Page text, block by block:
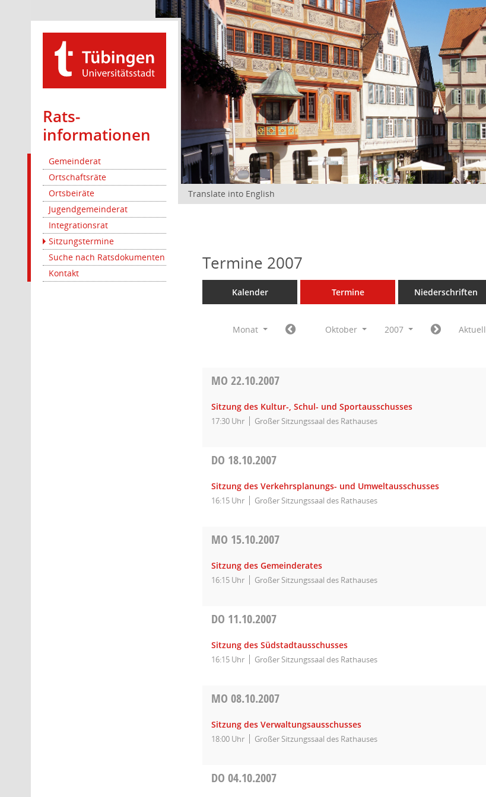
Rats­
informationen
Gemeinderat
Ortschaftsräte
Ortsbeiräte
Jugendgemeinderat
Integrationsrat
Sitzungstermine
Suche nach Ratsdokumenten
Kontakt
Translate into English
Termine 2007
Kalender Termine Niederschriften
Monat Oktober 2007 Aktuell
MO22.10.2007
Sitzung des Kultur-, Schul- und Sportausschusses
17:30 Uhr Großer Sitzungssaal des Rathauses
DO 18.10.2007
Sitzung des Verkehrsplanungs- und Umweltausschusses
16:15 Uhr Großer Sitzungssaal des Rathauses
MO 15.10.2007
Sitzung des Gemeinderates
16:15 Uhr Großer Sitzungssaal des Rathauses
DO 11.10.2007
Sitzung des Südstadtausschusses
16:15 Uhr Großer Sitzungssaal des Rathauses
MO08.10.2007
Sitzung des Verwaltungsausschusses
18:00 Uhr Großer Sitzungssaal des Rathauses
DO04.10.2007